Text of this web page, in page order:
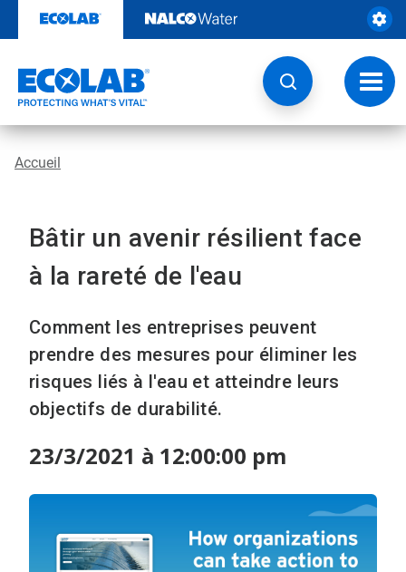
contenu​​​​​​​
à
Accueil
Bâtir un avenir résilient face
à la rareté de l'eau
Comment les entreprises peuvent
prendre des mesures pour éliminer les
risques liés à l'eau et atteindre leurs
objectifs de durabilité.​​​​​​​
23/3/2021 à 12:00:00 pm